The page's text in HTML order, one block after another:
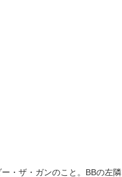
ー・ザ・ガンのこと。BBの左隣